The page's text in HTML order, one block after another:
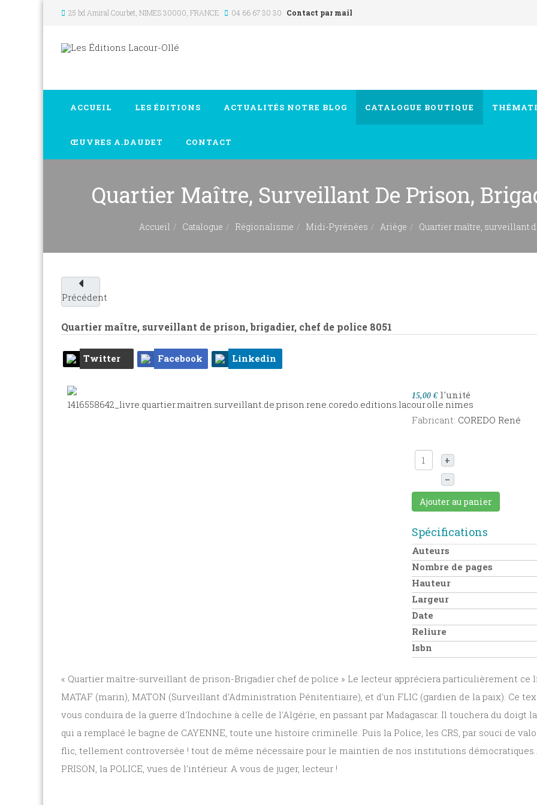
25 bd Amiral Courbet , NIMES30000 FRANCE 04 66 67 30 30 Contact par mail
ACCUEIL LES ÉDITIONS ACTUALITÉS NOTRE BLOG CATALOGUE BOUTIQUE
ŒUVRES A.DAUDET CONTACT
Quartier Maître, Surveillant De Prison,
Accueil Catalogue Régionalisme Midi-Pyrénées Ariège Quartier maître, surveillant
Précédent
Quartier maître, surveillant de prison, brigadier, chef de police 8051
Twitter Facebook Linkedin
15,00 € l'unité
Fabricant: COREDO René
+
–
Ajouter au panier
Spécifications
Auteurs
Nombre de pages
Hauteur
Largeur
Date
Reliure
Isbn
« Quartier maître-surveillant de prison-Brigadier chef de police » Le lecteur appréciera particulièrement
MATAF (marin), MATON (Surveillant d'Administration Pénitentiaire), et d'un FLIC (gardien de la paix). Ce
vous conduira de la guerre d'Indochine à celle de l'Algérie, en passant par Madagascar. Il touchera du doigt
qui a remplacé le bagne de CAYENNE, toute une histoire criminelle. Puis la Police, les CRS, par souci de
flic, tellement controversée ! tout de même nécessaire pour le maintien de nos institutions
PRISON, la POLICE, vues de l'intérieur. A vous de juger, lecteur !